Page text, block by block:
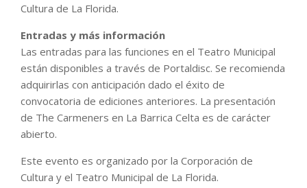
Cultura de La Florida.
Entradas y más información
Las entradas para las funciones en el Teatro Municipal
están disponibles a través de Portaldisc. Se recomienda
adquirirlas con anticipación dado el éxito de
convocatoria de ediciones anteriores. La presentación
de The Carmeners en La Barrica Celta es de carácter
abierto.
Este evento es organizado por la Corporación de
Cultura y el Teatro Municipal de La Florida.